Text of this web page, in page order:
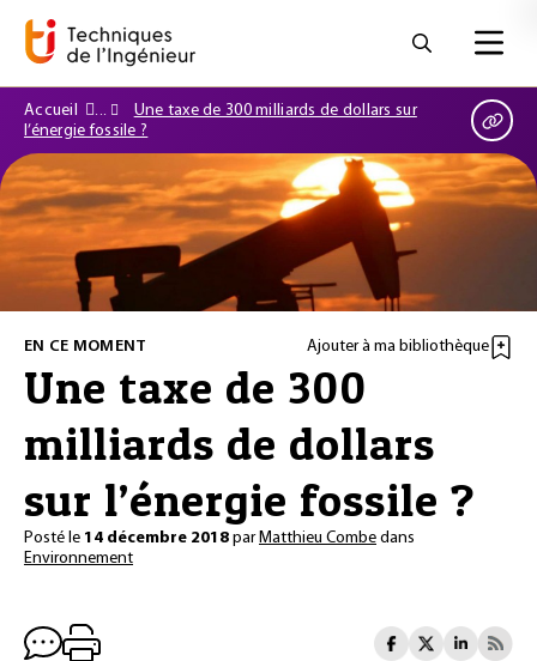
Accueil
Une taxe de 300 milliards de dollars sur
l’énergie fossile ?
EN CE MOMENT Ajouter à ma bibliothèque
Une taxe de 300
milliards de dollars
sur l’énergie fossile ?
Posté le 14 décembre 2018 parMatthieu Combe dans
Environnement